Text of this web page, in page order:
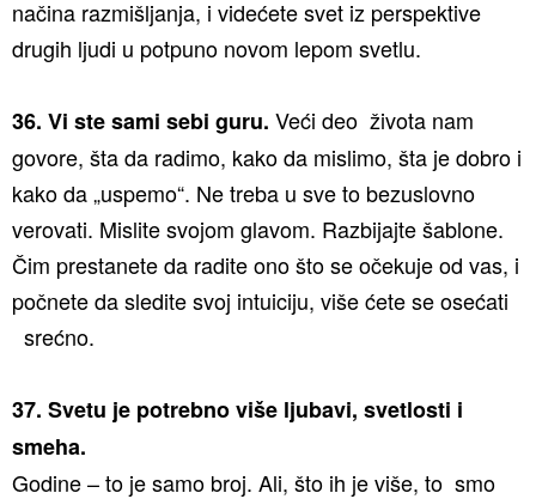
načina razmišljanja, i videćete svet iz perspektive
drugih ljudi u potpuno novom lepom svetlu.
36. Vi ste sami sebi guru. Veći deo života nam
govore, šta da radimo, kako da mislimo, šta je dobro i
kako da „uspemo“. Ne treba u sve to bezuslovno
verovati. Mislite svojom glavom. Razbijajte šablone.
Čim prestanete da radite ono što se očekuje od vas, i
počnete da sledite svoj intuiciju, više ćete se osećati
srećno.
37. Svetu je potrebno više ljubavi, svetlosti i
smeha.
Godine – to je samo broj. Ali, što ih je više, to smo